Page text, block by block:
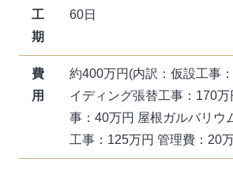
工
期
60日
費
用
約400万円(内訳：仮設工事
イディング張替工事：170万
事：40万円 屋根ガルバリウ
工事：125万円 管理費：20